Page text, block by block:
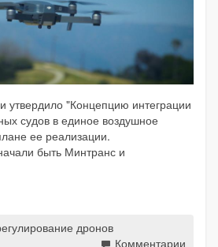
утвердило "Концепцию интеграции
судов в единое воздушное
ее реализации.
быть Минтранс и
дронов
Комментарии